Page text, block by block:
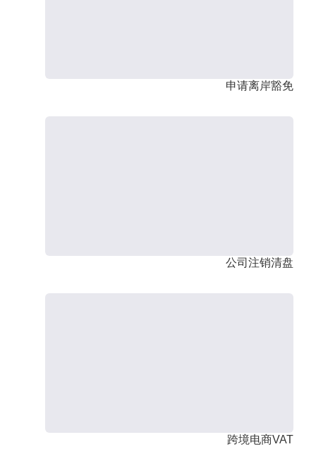
申请离岸豁免
公司注销清盘
跨境电商VAT